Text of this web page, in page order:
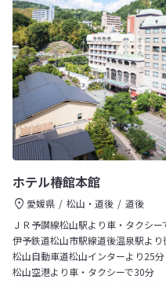
ホテル椿館本館
愛媛県 松山・道後
道後
ＪＲ予讃線松山駅より車・タクシー
伊予鉄道松山市駅線道後温泉駅よ
松山自動車道松山インターより25分
松山空港より車・タクシーで30分